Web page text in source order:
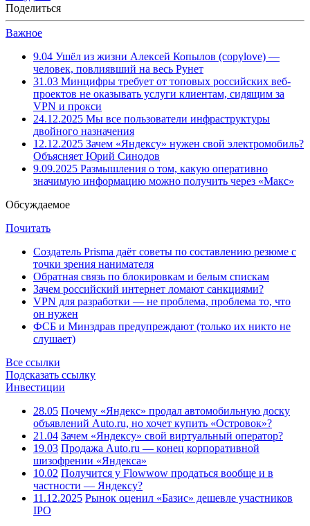
Поделиться
Важное
9.04 Ушёл из жизни Алексей Копылов (copylove) —
человек, повлиявший на весь Рунет
31.03 Минцифры требует от топовых российских веб-
проектов не оказывать услуги клиентам, сидящим за
VPN и прокси
24.12.2025 Мы все пользователи инфраструктуры
двойного назначения
12.12.2025 Зачем «Яндексу» нужен свой электромобиль?
Объясняет Юрий Синодов
9.09.2025 Размышления о том, какую оперативно
значимую информацию можно получить через «Макс»
Обсуждаемое
Почитать
Создатель Prisma даёт советы по составлению резюме с
точки зрения нанимателя
Обратная связь по блокировкам и белым спискам
Зачем российский интернет ломают санкциями?
VPN для разработки — не проблема, проблема то, что
он нужен
ФСБ и Минздрав предупреждают (только их никто не
слушает)
Все ссылки
Подсказать ссылку
Инвестиции
28.05 Почему «Яндекс» продал автомобильную доску
объявлений Auto.ru, но хочет купить «Островок»?
21.04 Зачем «Яндексу» свой виртуальный оператор?
19.03 Продажа Auto.ru — конец корпоративной
шизофрении «Яндекса»
10.02 Получится у Flowwow продаться вообще и в
частности — Яндексу?
11.12.2025 Рынок оценил «Базис» дешевле участников
IPO